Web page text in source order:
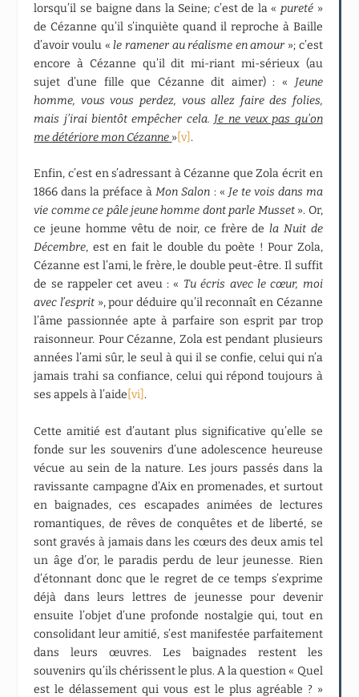
lorsqu’il se baigne dans la Seine; c’est de la « pureté »
de Cézanne qu’il s’inquiète quand il reproche à Baille
d’avoir voulu «le ramener au réalisme en amour »; c’est
encore à Cézanne qu’il dit mi-riant mi-sérieux (au
sujet d’une fille que Cézanne dit aimer) : « Jeune
homme, vous vous perdez, vous allez faire des folies,
mais j’irai bientôt empêcher cela. Je ne veux pas qu’on
me détériore mon Cézanne » [v].
Enfin, c’est en s’adressant à Cézanne que Zola écrit en
1866 dans la préface àMon Salon : « Je te vois dans ma
vie comme ce pâle jeune homme dont parle Musset ». Or,
ce jeune homme vêtu de noir, ce frère dela Nuit de
Décembre, est en fait le double du poète ! Pour Zola,
Cézanne est l’ami, le frère, le double peut-être. Il suffit
de se rappeler cet aveu : « Tu écris avec le cœur, moi
avec l’esprit », pour déduire qu’il reconnaît en Cézanne
l’âme passionnée apte à parfaire son esprit par trop
raisonneur. Pour Cézanne, Zola est pendant plusieurs
années l’ami sûr, le seul à qui il se confie, celui qui n’a
jamais trahi sa confiance, celui qui répond toujours à
ses appels à l’aide [vi].
Cette amitié est d’autant plus significative qu’elle se
fonde sur les souvenirs d’une adolescence heureuse
vécue au sein de la nature. Les jours passés dans la
ravissante campagne d’Aix en promenades, et surtout
en baignades, ces escapades animées de lectures
romantiques, de rêves de conquêtes et de liberté, se
sont gravés à jamais dans les cœurs des deux amis tel
un âge d’or, le paradis perdu de leur jeunesse. Rien
d’étonnant donc que le regret de ce temps s’exprime
déjà dans leurs lettres de jeunesse pour devenir
ensuite l’objet d’une profonde nostalgie qui, tout en
consolidant leur amitié, s’est manifestée parfaitement
dans leurs œuvres. Les baignades restent les
souvenirs qu’ils chérissent le plus. A la question « Quel
est le délassement qui vous est le plus agréable ? »